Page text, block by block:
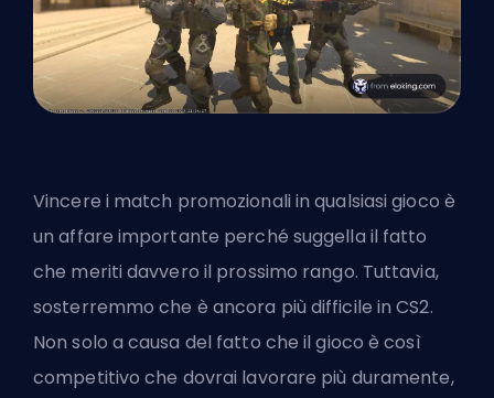
Vincere i match promozionali in qualsiasi gioco è
un affare importante perché suggella il fatto
che meriti davvero il prossimo rango. Tuttavia,
sosterremmo che è ancora più difficile in CS2.
Non solo a causa del fatto che il gioco è così
competitivo che dovrai lavorare più duramente,